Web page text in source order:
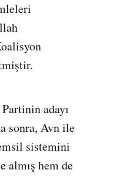
adayı
sonra, Avn ile
sistemini
almış hem de